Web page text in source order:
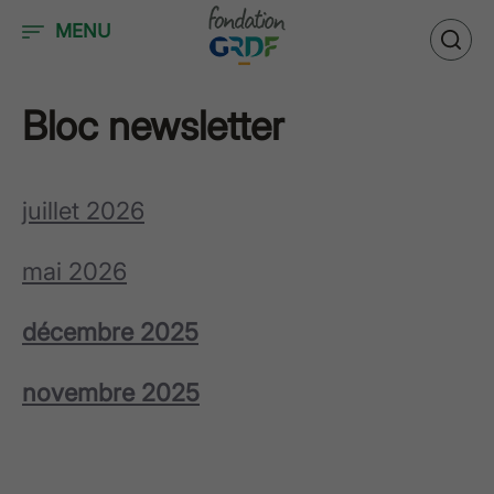
MENU
Bloc newsletter
juillet 2026
mai 2026
décembre 2025
novembre 2025